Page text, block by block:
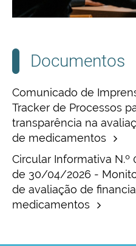
Documentos
Comunicado de
Tracker de Processos
transparência na
de medicamentos
Circular Informativa N.º
de 30/04/2026 -
de avaliação de
medicamentos